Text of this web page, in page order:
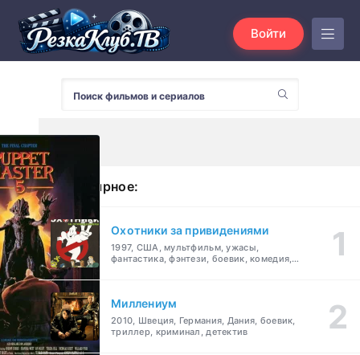
Войти
Популярное:
Охотники за привидениями
1997, США, мультфильм, ужасы,
фантастика, фэнтези, боевик, комедия,
Миллениум
2010, Швеция, Германия, Дания, боевик,
триллер, криминал, детектив